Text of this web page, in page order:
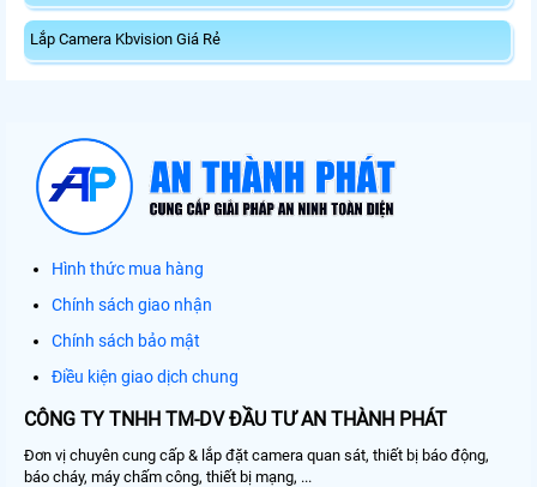
Lắp Camera Kbvision Giá Rẻ
Hình thức mua hàng
Chính sách giao nhận
Chính sách bảo mật
Điều kiện giao dịch chung
CÔNG TY TNHH TM-DV ĐẦU TƯ AN THÀNH PHÁT
Đơn vị chuyên cung cấp & lắp đặt camera quan sát, thiết bị báo động,
báo cháy, máy chấm công, thiết bị mạng, ...